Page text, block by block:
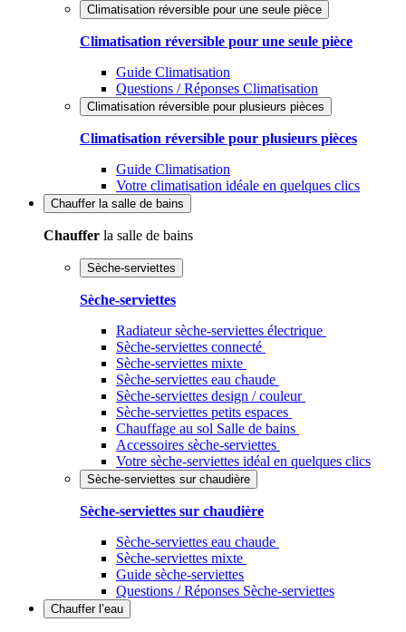
Climatisation réversible pour une seule pièce
Climatisation réversible pour une seule pièce
Guide Climatisation
Questions / Réponses Climatisation
Climatisation réversible pour plusieurs pièces
Climatisation réversible pour plusieurs pièces
Guide Climatisation
Votre climatisation idéale en quelques clics
Chauffer la salle de bains
Chauffer la salle de bains
Sèche-serviettes
Sèche-serviettes
Radiateur sèche-serviettes électrique
Sèche-serviettes connecté
Sèche-serviettes mixte
Sèche-serviettes eau chaude
Sèche-serviettes design / couleur
Sèche-serviettes petits espaces
Chauffage au sol Salle de bains
Accessoires sèche-serviettes
Votre sèche-serviettes idéal en quelques clics
Sèche-serviettes sur chaudière
Sèche-serviettes sur chaudière
Sèche-serviettes eau chaude
Sèche-serviettes mixte
Guide sèche-serviettes
Questions / Réponses Sèche-serviettes
Chauffer l’eau